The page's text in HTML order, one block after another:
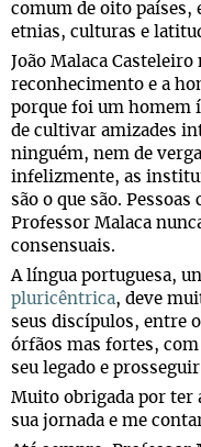
comum de oito países,
etnias, culturas e
João Malaca
reconhecimento e a
porque foi um homem
de cultivar amizades
ninguém, nem de
infelizmente, as
são o que são.
Professor Malaca
consensuais.
A língua portuguesa,
pluricêntrica, deve
seus discípulos, entre
órfãos mas fortes,
seu legado e
Muito obrigada por ter
sua jornada e me